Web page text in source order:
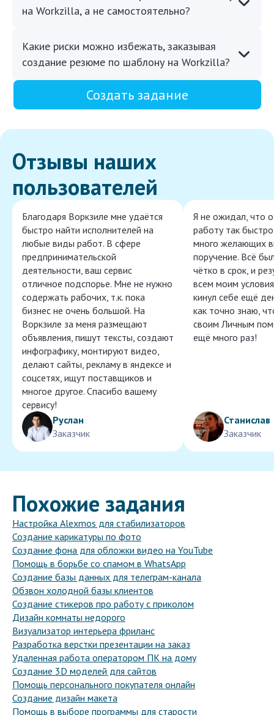
на Workzilla, а не самостоятельно?
Какие риски можно избежать, заказывая
создание резюме по шаблону на Workzilla?
Создать задание
Отзывы наших
пользователей
Благодаря Воркзиле мне удаётся
быстро найти исполнителей на
любые виды работ. В сфере
предпринимательской
деятельности, ваш сервис
отличное подспорье. Мне не нужно
содержать рабочих, т.к. пока
бизнес не очень большой. На
Воркзиле за меня размещают
объявления, пишут тексты, создают
инфографику, монтируют видео,
делают сайты, рекламу в яндексе и
соцсетях, ищут поставщиков и
многое другое. Спасибо вашему
сервису!
Руслан
Заказчик
Я не ожидал, что
работу так
много желающих
поручение. Всё
чётко в срок, и
всем моим
кинул себе ещё
как точно знаю,
своим Личным
ещё много раз!
Станислав
Заказчик
Похожие задания
Настройка Alexmos для стабилизаторов
Создание карикатуры по фото
Создание фона для обложки видео на YouTube
Помощь в борьбе со спамом в WhatsApp
Создание базы данных для телеграм-канала
Обзвон холодной базы клиентов
Создание стикеров про работу с приколом
Дизайн комнаты недорого
Визуализатор интерьера фриланс
Разработка верстки презентации на заказ
Удаленная работа оператором ПК на дому
Создание 3D моделей для сайтов
Помощь персонального покупателя онлайн
Создание дизайн макета
Помощь в выборе программы для старости